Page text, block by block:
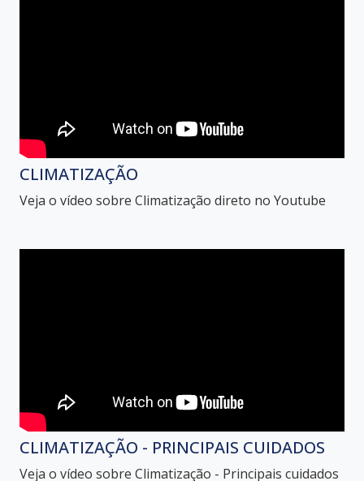
CLIMATIZAÇÃO
Veja o vídeo sobre Climatização direto no Youtube
CLIMATIZAÇÃO - PRINCIPAIS CUIDADOS
Veja o vídeo sobre Climatização - Principais cuidados